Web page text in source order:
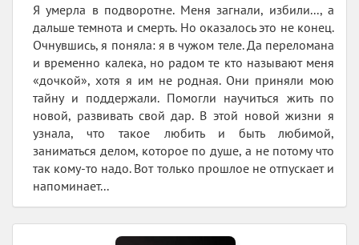
Я умерла в подворотне. Меня загнали, избили..., а
дальше темнота и смерть. Но оказалось это не конец.
Очнувшись, я поняла: я в чужом теле. Да переломана
и временно калека, но радом те кто называют меня
«дочкой», хотя я им не родная. Они приняли мою
тайну и поддержали. Помогли научиться жить по
новой, развивать свой дар. В этой новой жизни я
узнала, что такое любить и быть любимой,
заниматься делом, которое по душе, а не потому что
так кому-то надо. Вот только прошлое не отпускает и
напоминает...